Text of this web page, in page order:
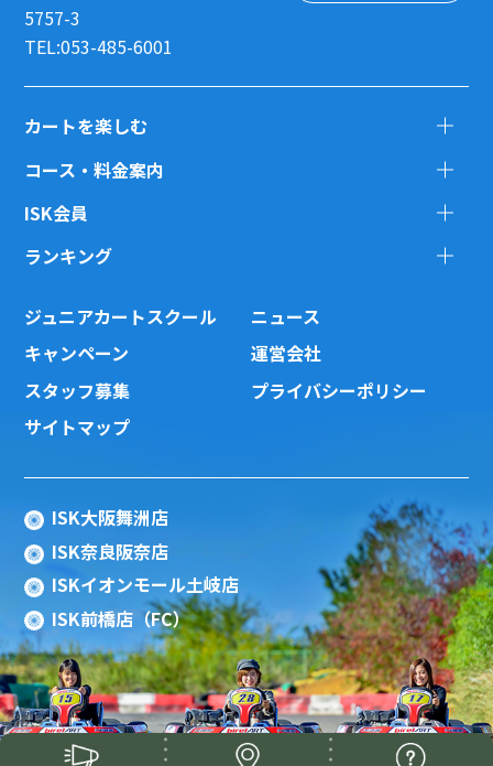
5757-3
TEL:053-485-6001
カートを楽しむ
コース・料金案内
ISK会員
ランキング
ジュニアカートスクール
ニュース
キャンペーン
運営会社
スタッフ募集
プライバシーポリシー
サイトマップ
ISK大阪舞洲店
ISK奈良阪奈店
ISKイオンモール土岐店
ISK前橋店（FC）
Copyright(c) 2015 ISK Co., Ltd.All Rights